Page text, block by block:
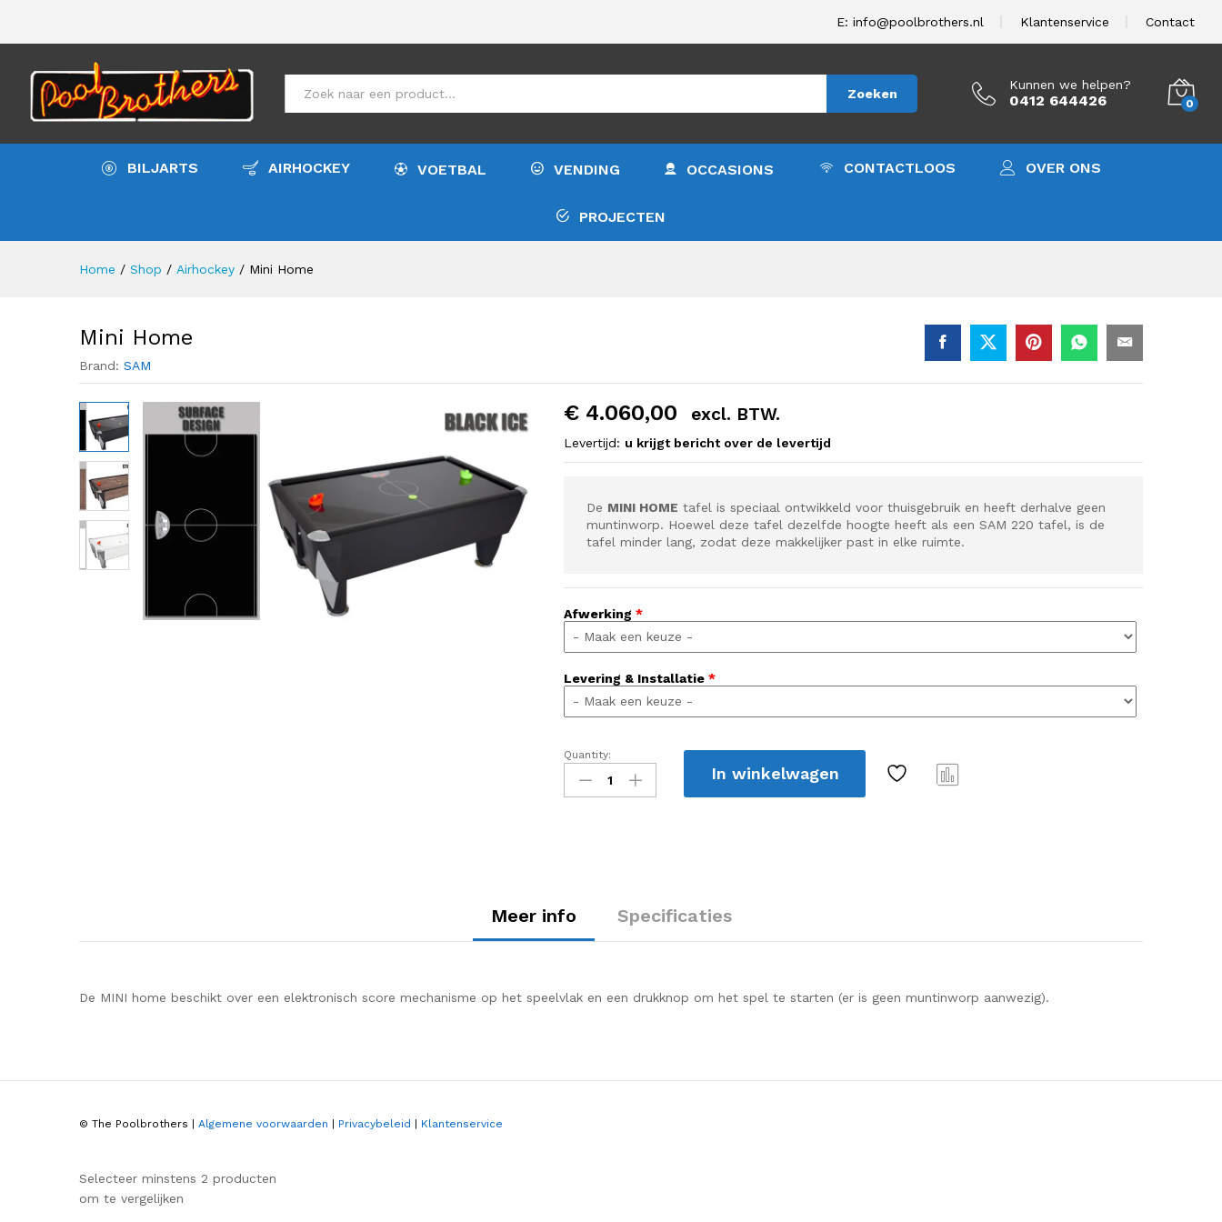
E: info@poolbrothers.nl Klantenservice Contact
Zoeken
Kunnen we helpen?
0412 644426 0
BILJARTS AIRHOCKEY VOETBAL VENDING OCCASIONS CONTACTLOOS OVER ONS
PROJECTEN
Home / Shop / Airhockey / Mini Home
Mini Home
Brand: SAM
€ 4.060,00 excl. BTW.
Levertijd: u krijgt bericht over de levertijd
De MINI HOME tafel is speciaal ontwikkeld voor thuisgebruik en heeft derhalve geen
muntinworp. Hoewel deze tafel dezelfde hoogte heeft als een SAM 220 tafel, is de
tafel minder lang, zodat deze makkelijker past in elke ruimte.
*
Afwerking
*
Levering & Installatie
Mini
Home
quantity
Quantity:
In winkelwagen
Meer info Specificaties
De MINI home beschikt over een elektronisch score mechanisme op het speelvlak en een drukknop om het spel te starten (er is geen muntinworp aanwezig).
© The Poolbrothers | Algemene voorwaarden Privacybeleid Klantenservice
4.060,00 excl. BTW. In winkelwagen
Selecteer minstens 2 producten
om te vergelijken